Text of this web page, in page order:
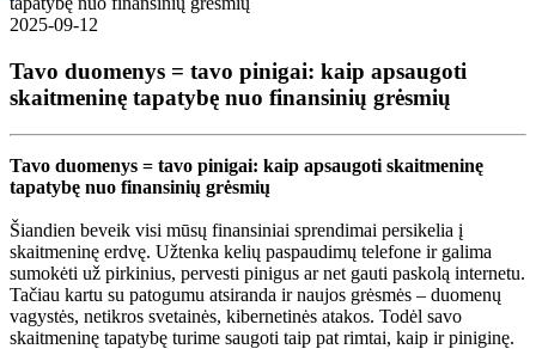
2025-09-12
Tavo duomenys = tavo pinigai: kaip apsaugoti
skaitmeninę tapatybę nuo finansinių grėsmių
Tavo duomenys = tavo pinigai: kaip apsaugoti skaitmeninę
tapatybę nuo finansinių grėsmių
Šiandien beveik visi mūsų finansiniai sprendimai persikelia į
skaitmeninę erdvę. Užtenka kelių paspaudimų telefone ir galima
sumokėti už pirkinius, pervesti pinigus ar net gauti paskolą internetu.
Tačiau kartu su patogumu atsiranda ir naujos grėsmės – duomenų
vagystės, netikros svetainės, kibernetinės atakos. Todėl savo
skaitmeninę tapatybę turime saugoti taip pat rimtai, kaip ir piniginę.